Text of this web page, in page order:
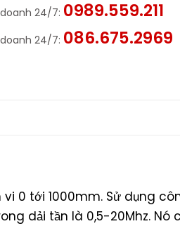
24/7: 0989.559.211
24/7: 086.675.2969
0 tới 1000mm. Sử dụng
dải tần là 0,5-20Mhz. Nó